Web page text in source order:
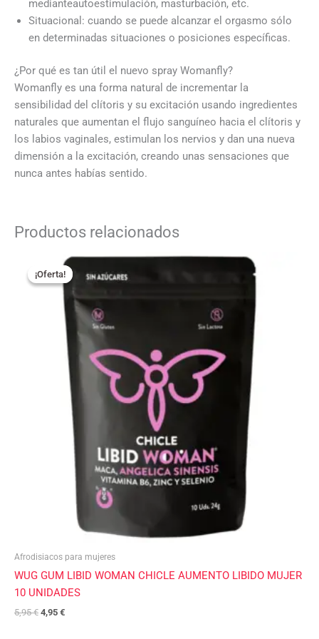
medianteautoestimulación, masturbación, etc.
Situacional: cuando se puede alcanzar el orgasmo sólo
en determinadas situaciones o posiciones específicas.
¿Por qué es tan útil el nuevo spray Womanfly?
Womanfly es una forma natural de incrementar la
sensibilidad del clítoris y su excitación usando ingredientes
naturales que aumentan el flujo sanguíneo hacia el clítoris y
los labios vaginales, estimulan los nervios y dan una nueva
dimensión a la excitación, creando unas sensaciones que
nunca antes habías sentido.
Productos relacionados
¡Oferta!
¡Oferta!
Afrodisiacos para mujeres
WUG GUM LIBID WOMAN CHICLE AUMENTO LIBIDO MUJER
10 UNIDADES
5,95€
precio
original
5,95 €.
4,95 €
El
precio
actual
es:
4,95 €.